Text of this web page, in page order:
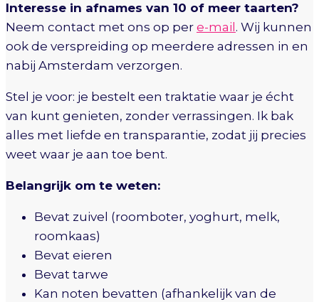
Interesse in afnames van 10 of meer taarten?
Neem contact met ons op per e-mail . Wij kunnen
ook de verspreiding op meerdere adressen in en
nabij Amsterdam verzorgen.
Stel je voor: je bestelt een traktatie waar je écht
van kunt genieten, zonder verrassingen. Ik bak
alles met liefde en transparantie, zodat jij precies
weet waar je aan toe bent.
Belangrijk om te weten:
Bevat zuivel (roomboter, yoghurt, melk,
roomkaas)
Bevat eieren
Bevat tarwe
Kan noten bevatten (afhankelijk van de